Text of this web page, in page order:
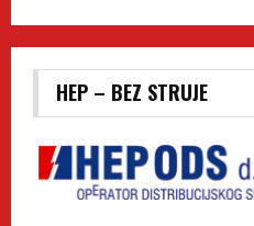
HEP – BEZ STRUJE